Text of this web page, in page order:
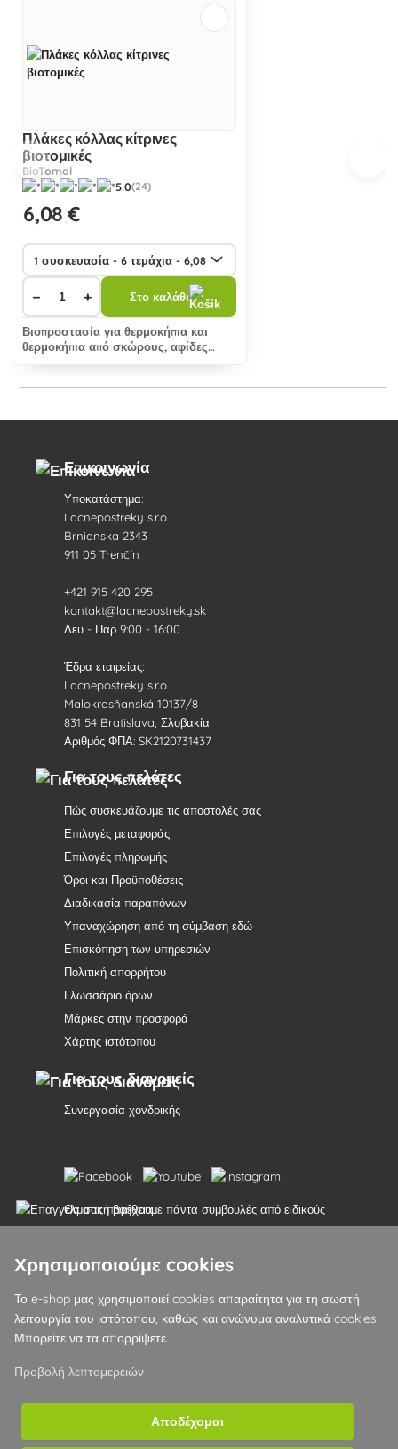
Πλάκες κόλλας κίτρινες
βιοτομικές
BioTomal
5.0(24)
6,08 €
− + Στο καλάθι
Βιοπροστασία για θερμοκήπια και
θερμοκήπια από σκώρους, αφίδες
Επικοινωνία
Υποκατάστημα:
Lacnepostreky s.r.o.
Brnianska 2343
911 05 Trenčín
+421 915 420 295
kontakt@lacnepostreky.sk
Δευ - Παρ 9:00 - 16:00
Έδρα εταιρείας:
Lacnepostreky s.r.o.
Malokrasňanská 10137/8
831 54 Bratislava, Σλοβακία
Αριθμός ΦΠΑ: SK2120731437
Για τους πελάτες
Πώς συσκευάζουμε τις αποστολές σας
Επιλογές μεταφοράς
Επιλογές πληρωμής
Όροι και Προϋποθέσεις
Διαδικασία παραπόνων
Υπαναχώρηση από τη σύμβαση εδώ
Επισκόπηση των υπηρεσιών
Πολιτική απορρήτου
Γλωσσάριο όρων
Μάρκες στην προσφορά
Χάρτης ιστότοπου
Για τους διανομείς
Συνεργασία χονδρικής
Θα σας παρέχουμε πάντα συμβουλές από ειδικούς
85% των εμπορευμάτων σε απόθεμα
Παράδοση εντός 24 ωρών από Δευτέρα έως Παρασκευή
Χρησιμοποιούμε cookies
Το e-shop μας χρησιμοποιεί cookies απαραίτητα για τη σωστή
λειτουργία του ιστότοπου, καθώς και ανώνυμα αναλυτικά cookies.
Μπορείτε να τα απορρίψετε.
Προβολή λεπτομερειών
Αποδέχομαι